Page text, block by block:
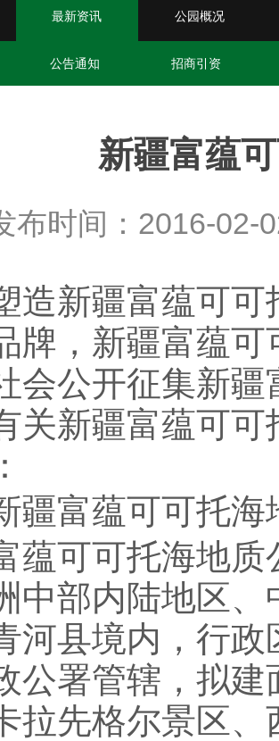
最新资讯 公园概况
公告通知 招商引资
新疆富蕴
布时间：2016-
造新疆富蕴可
牌，新疆富蕴
会公开征集新
关新疆富蕴可
疆富蕴可可托海
蕴可可托海地
中部内陆地区
河县境内，行
公署管辖，拟建
拉先格尔景区